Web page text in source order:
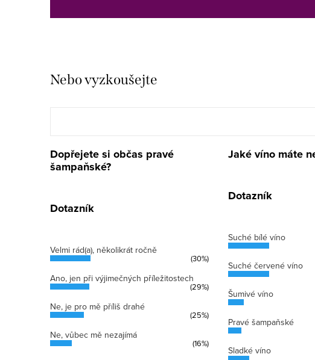
Nebo vyzkoušejte
Dopřejete si občas pravé
šampaňské?
Dotazník
Velmi rád(a), několikrát ročně
(30%)
Ano, jen při výjimečných příležitostech
(29%)
Ne, je pro mě příliš drahé
(25%)
Ne, vůbec mě nezajímá
(16%)
Jaké víno máte
Dotazník
Suché bílé víno
Suché červené víno
Šumivé víno
Pravé šampaňské
Sladké víno